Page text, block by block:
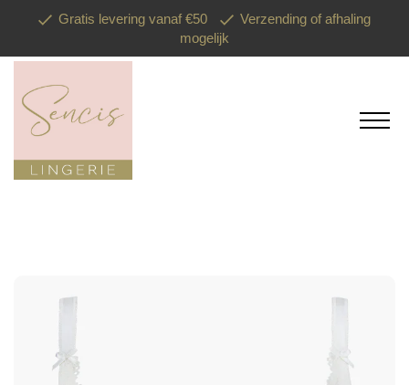
Gratis levering vanaf €50
Verzending of afhaling
mogelijk